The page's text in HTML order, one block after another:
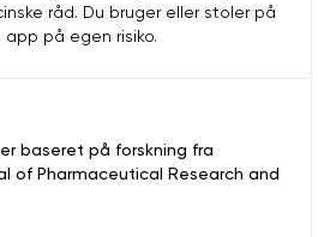
baseret på forskning fra
of Pharmaceutical Research and
råd. Du bruger eller stoler på
på egen risiko.